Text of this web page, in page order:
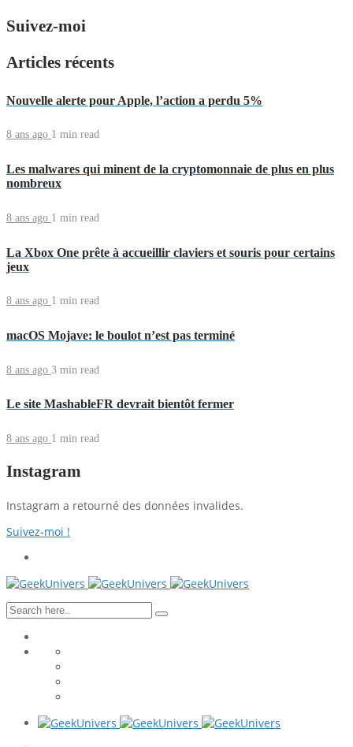
Suivez-moi
Articles récents
Nouvelle alerte pour Apple, l’action a perdu 5%
8 ans ago 1 min read
Les malwares qui minent de la cryptomonnaie de plus en plus
nombreux
8 ans ago 1 min read
La Xbox One prête à accueillir claviers et souris pour certains
jeux
8 ans ago 1 min read
macOS Mojave: le boulot n’est pas terminé
8 ans ago 3 min read
Le site MashableFR devrait bientôt fermer
8 ans ago 1 min read
Instagram
Instagram a retourné des données invalides.
Suivez-moi !